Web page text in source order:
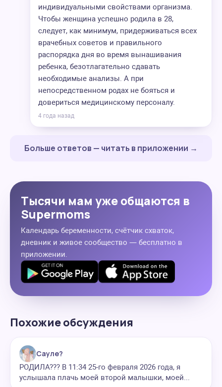
индивидуальными свойствами организма.
Чтобы женщина успешно родила в 28,
следует, как минимум, придерживаться всех
врачебных советов и правильного
распорядка дня во время вынашивания
ребенка, безотлагательно сдавать
необходимые анализы. А при
непосредственном родах не бояться и
довериться медицинскому персоналу.
4 года назад
Больше ответов — читать в приложении →
Тысячи мам уже общаются в
Supermoms
Календарь беременности, счётчик схваток,
дневник и живое сообщество — бесплатно в
приложении.
Похожие обсуждения
Сауле?
РОДИЛА??? В 11:34 25-го февраля 2026 года, я
услышала плачь моей второй малышки, моей...